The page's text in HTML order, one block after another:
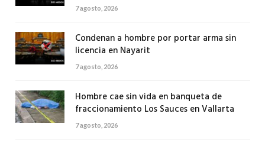
7 agosto, 2026
Condenan a hombre por portar arma sin
licencia en Nayarit
7 agosto, 2026
Hombre cae sin vida en banqueta de
fraccionamiento Los Sauces en Vallarta
7 agosto, 2026